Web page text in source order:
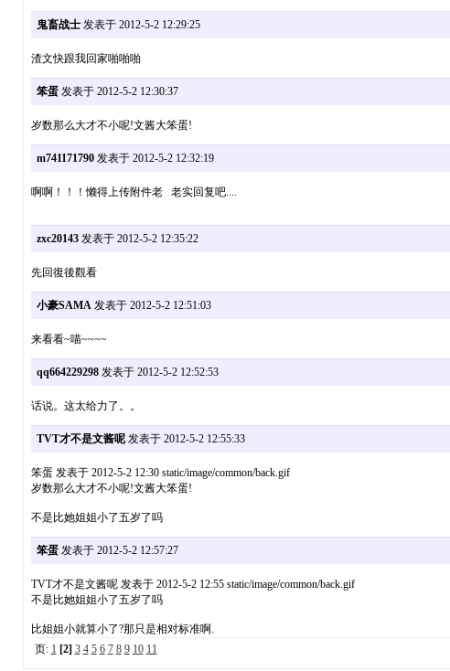
鬼畜战士发表于 2012-5-2 12:29:25
渣文快跟我回家啪啪啪
笨蛋发表于 2012-5-2 12:30:37
岁数那么大才不小呢!文酱大笨蛋!
m741171790发表于 2012-5-2 12:32:19
啊啊！！！懒得上传附件老 老实回复吧....
zxc20143发表于 2012-5-2 12:35:22
先回復後觀看
小豪SAMA发表于 2012-5-2 12:51:03
来看看~喵~~~~
qq664229298发表于 2012-5-2 12:52:53
话说。这太给力了。。
TVT才不是文酱呢发表于 2012-5-2 12:55:33
笨蛋 发表于 2012-5-2 12:30 static/image/common/back.gif
岁数那么大才不小呢!文酱大笨蛋!
不是比她姐姐小了五岁了吗
笨蛋发表于 2012-5-2 12:57:27
TVT才不是文酱呢 发表于 2012-5-2 12:55 static/image/common/back.gif
不是比她姐姐小了五岁了吗
比姐姐小就算小了?那只是相对标准啊.
页: 1 [2] 3 4 5 6 7 8 9 10 11